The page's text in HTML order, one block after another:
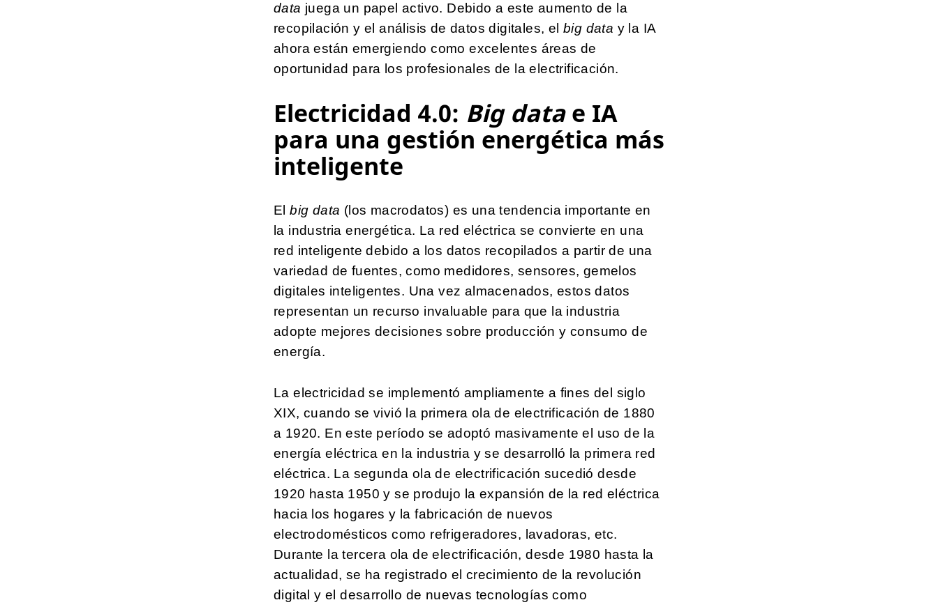
data juega un papel activo. Debido a este aumento de la
recopilación y el análisis de datos digitales, el big data y la IA
ahora están emergiendo como excelentes áreas de
oportunidad para los profesionales de la electrificación.
Electricidad 4.0: Big datae IA
para una gestión energética más
inteligente
Elbig data (los macrodatos) es una tendencia importante en
la industria energética. La red eléctrica se convierte en una
red inteligente debido a los datos recopilados a partir de una
variedad de fuentes, como medidores, sensores, gemelos
digitales inteligentes. Una vez almacenados, estos datos
representan un recurso invaluable para que la industria
adopte mejores decisiones sobre producción y consumo de
energía.
La electricidad se implementó ampliamente a fines del siglo
XIX, cuando se vivió la primera ola de electrificación de 1880
a 1920. En este período se adoptó masivamente el uso de la
energía eléctrica en la industria y se desarrolló la primera red
eléctrica. La segunda ola de electrificación sucedió desde
1920 hasta 1950 y se produjo la expansión de la red eléctrica
hacia los hogares y la fabricación de nuevos
electrodomésticos como refrigeradores, lavadoras, etc.
Durante la tercera ola de electrificación, desde 1980 hasta la
actualidad, se ha registrado el crecimiento de la revolución
digital y el desarrollo de nuevas tecnologías como